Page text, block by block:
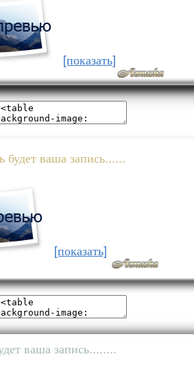
[показать]
будет ваша запись......
[показать]
ваша запись........